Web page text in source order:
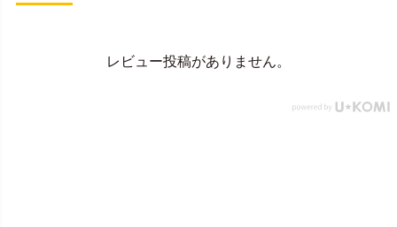
レビュー投稿がありません。